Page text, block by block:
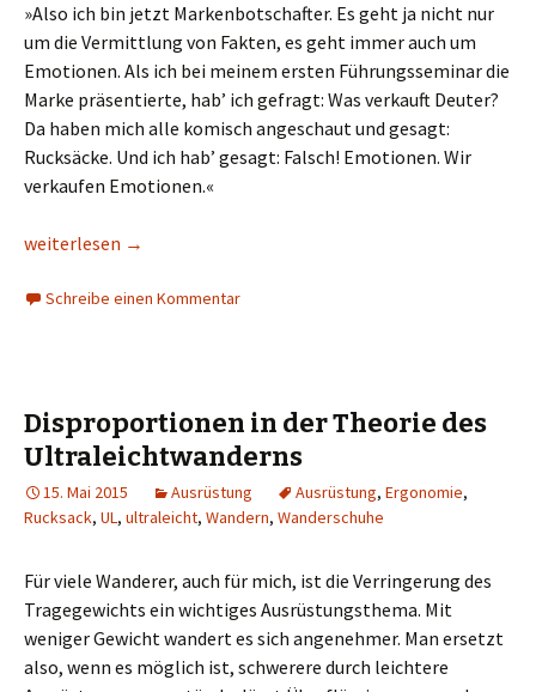
»Also ich bin jetzt Markenbotschafter. Es geht ja nicht nur
um die Vermittlung von Fakten, es geht immer auch um
Emotionen. Als ich bei meinem ersten Führungsseminar die
Marke präsentierte, hab’ ich gefragt: Was verkauft Deuter?
Da haben mich alle komisch angeschaut und gesagt:
Rucksäcke. Und ich hab’ gesagt: Falsch! Emotionen. Wir
verkaufen Emotionen.«
Würden Sie eine Emotion kaufen, wenn Sie einen Rucksack
weiterlesen →
Schreibe einen Kommentar
Disproportionen in der Theorie des
Ultraleichtwanderns
15. Mai 2015 Ausrüstung Ausrüstung, Ergonomie,
Rucksack, UL, ultraleicht, Wandern, Wanderschuhe
Für viele Wanderer, auch für mich, ist die Verringerung des
Tragegewichts ein wichtiges Ausrüstungsthema. Mit
weniger Gewicht wandert es sich angenehmer. Man ersetzt
also, wenn es möglich ist, schwerere durch leichtere